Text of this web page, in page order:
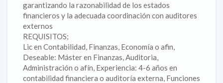
garantizando la razonabilidad de los estados
financieros y la adecuada coordinación con auditores
externos
REQUISITOS;
Lic en Contabilidad, Finanzas, Economía o afin,
Deseable: Máster en Finanzas, Auditoria,
Administración o afín, Experiencia: 4-6 años en
contabilidad financiera o auditoría externa, Funciones